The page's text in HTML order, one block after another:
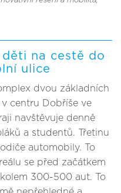
na cestě do
ulice
dvou základních
centru Dobříše ve
navštěvuje denně
a studentů. Třetinu
automobily. To
se před začátkem
300-500 aut. To